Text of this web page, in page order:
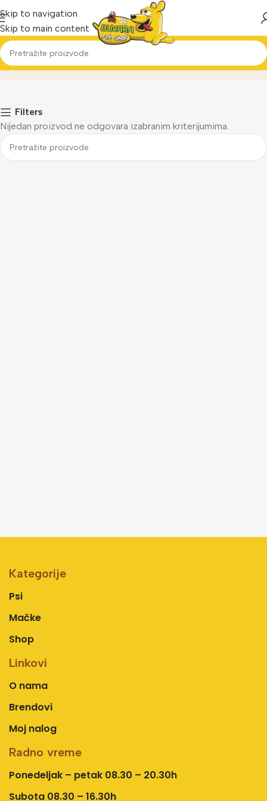
Skip to navigation
Skip to main content
PoslasticeHome
Filters
Nijedan proizvod ne odgovara izabranim kriterijumima.
Kategorije
Psi
Mačke
Shop
Linkovi
O nama
Brendovi
Moj nalog
Radno vreme
Ponedeljak – petak 08.30 – 20.30h
Subota 08.30 – 16.30h